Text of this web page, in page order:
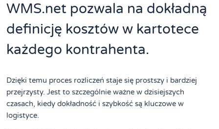
WMS.net pozwala na dokładną
definicję kosztów w kartotece
każdego kontrahenta.
Dzięki temu proces rozliczeń staje się prostszy i bardziej
przejrzysty. Jest to szczególnie ważne w dzisiejszych
czasach, kiedy dokładność i szybkość są kluczowe w
logistyce.